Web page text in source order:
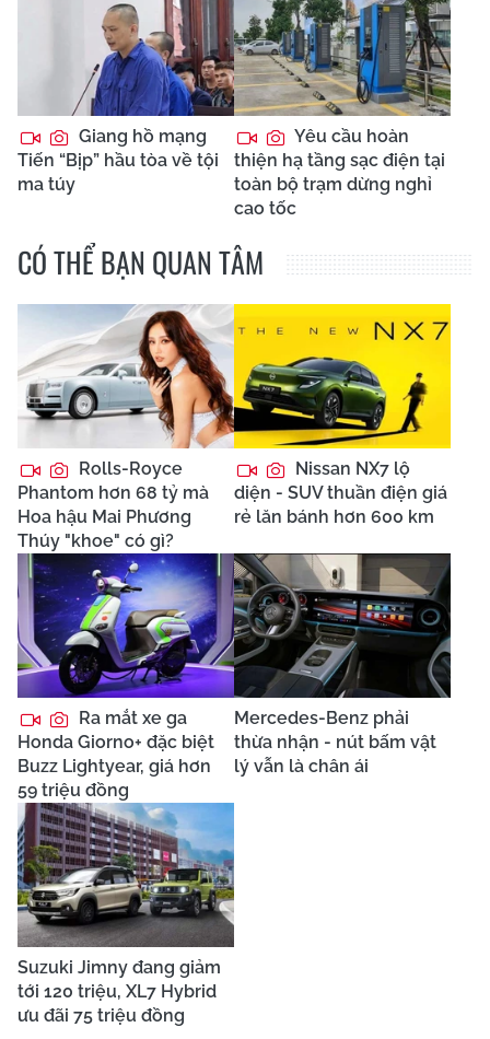
Giang hồ mạng
Tiến “Bịp” hầu tòa về tội
ma túy
Yêu cầu hoàn
thiện hạ tầng sạc điện tại
toàn bộ trạm dừng nghỉ
cao tốc
CÓ THỂ BẠN QUAN TÂM
Rolls-Royce
Phantom hơn 68 tỷ mà
Hoa hậu Mai Phương
Thúy "khoe" có gì?
Nissan NX7 lộ
diện - SUV thuần điện giá
rẻ lăn bánh hơn 600 km
Ra mắt xe ga
Honda Giorno+ đặc biệt
Buzz Lightyear, giá hơn
59 triệu đồng
Mercedes-Benz phải
thừa nhận - nút bấm vật
lý vẫn là chân ái
Suzuki Jimny đang giảm
tới 120 triệu, XL7 Hybrid
ưu đãi 75 triệu đồng